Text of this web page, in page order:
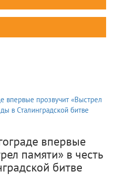
впервые
памяти» в честь
битве